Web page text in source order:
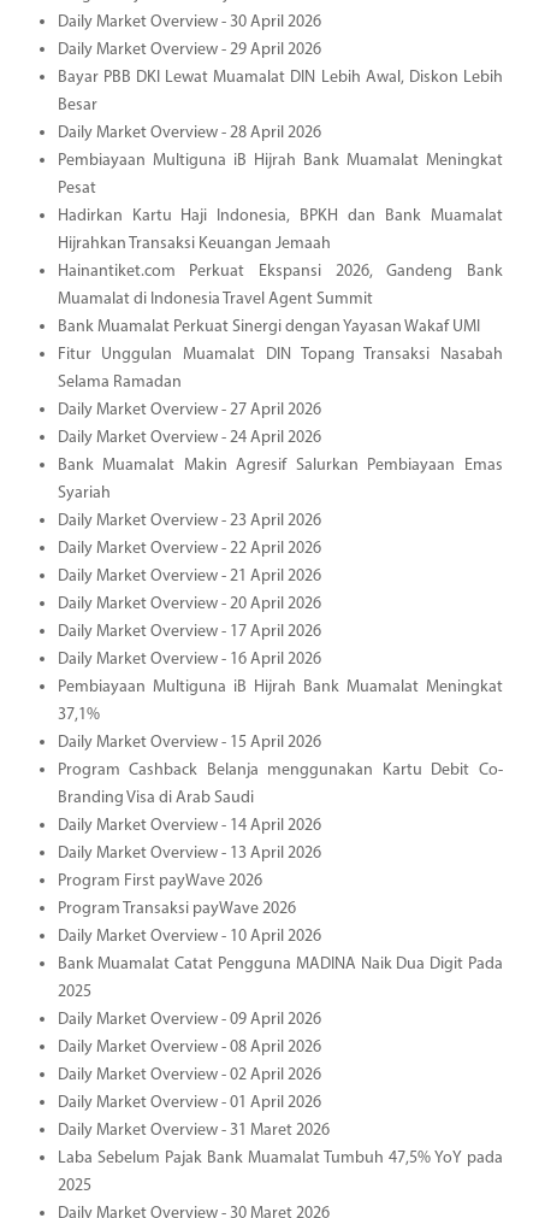
Daily Market Overview - 30 April 2026
Daily Market Overview - 29 April 2026
Bayar PBB DKI Lewat Muamalat DIN Lebih Awal, Diskon Lebih
Besar
Daily Market Overview - 28 April 2026
Pembiayaan Multiguna iB Hijrah Bank Muamalat Meningkat
Pesat
Hadirkan Kartu Haji Indonesia, BPKH dan Bank Muamalat
Hijrahkan Transaksi Keuangan Jemaah
Hainantiket.com Perkuat Ekspansi 2026, Gandeng Bank
Muamalat di Indonesia Travel Agent Summit
Bank Muamalat Perkuat Sinergi dengan Yayasan Wakaf UMI
Fitur Unggulan Muamalat DIN Topang Transaksi Nasabah
Selama Ramadan
Daily Market Overview - 27 April 2026
Daily Market Overview - 24 April 2026
Bank Muamalat Makin Agresif Salurkan Pembiayaan Emas
Syariah
Daily Market Overview - 23 April 2026
Daily Market Overview - 22 April 2026
Daily Market Overview - 21 April 2026
Daily Market Overview - 20 April 2026
Daily Market Overview - 17 April 2026
Daily Market Overview - 16 April 2026
Pembiayaan Multiguna iB Hijrah Bank Muamalat Meningkat
37,1%
Daily Market Overview - 15 April 2026
Program Cashback Belanja menggunakan Kartu Debit Co-
Branding Visa di Arab Saudi
Daily Market Overview - 14 April 2026
Daily Market Overview - 13 April 2026
Program First payWave 2026
Program Transaksi payWave 2026
Daily Market Overview - 10 April 2026
Bank Muamalat Catat Pengguna MADINA Naik Dua Digit Pada
2025
Daily Market Overview - 09 April 2026
Daily Market Overview - 08 April 2026
Daily Market Overview - 02 April 2026
Daily Market Overview - 01 April 2026
Daily Market Overview - 31 Maret 2026
Laba Sebelum Pajak Bank Muamalat Tumbuh 47,5% YoY pada
2025
Daily Market Overview - 30 Maret 2026